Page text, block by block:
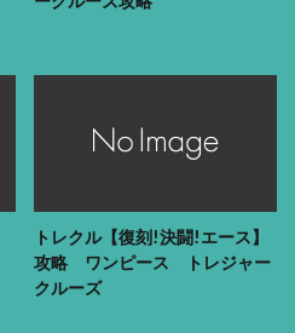
トレクル【復刻!決闘!エース】
攻略 ワンピース トレジャー
クルーズ